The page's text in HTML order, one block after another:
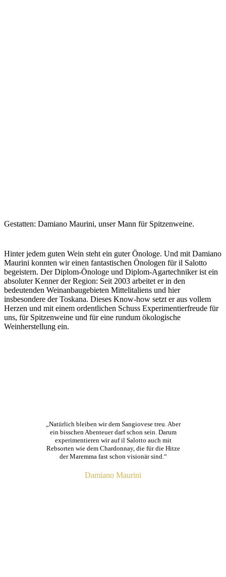
Gestatten: Damiano Maurini, unser Mann für Spitzenweine.
Hinter jedem guten Wein steht ein guter Önologe. Und mit Damiano
Maurini konnten wir einen fantastischen Önologen für il Salotto
begeistern. Der Diplom-Önologe und Diplom-Agartechniker ist ein
absoluter Kenner der Region: Seit 2003 arbeitet er in den
bedeutenden Weinanbaugebieten Mittelitaliens und hier
insbesondere der Toskana. Dieses Know-how setzt er aus vollem
Herzen und mit einem ordentlichen Schuss Experimentierfreude für
uns, für Spitzenweine und für eine rundum ökologische
Weinherstellung ein.
„Natürlich bleiben wir dem Sangiovese treu. Aber
ein bisschen Abenteuer darf schon sein. Darum
experimentieren wir auf il Salotto auch mit
Rebsorten wie dem Chardonnay, die für die Hitze
der Maremma fast schon visionär sind.“
Damiano Maurini